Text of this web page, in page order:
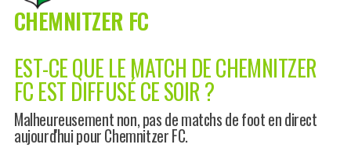
CHEMNITZER FC
EST-CE QUE LE MATCH DE CHEMNITZER
FC EST DIFFUSÉ CE SOIR ?
Malheureusement non, pas de matchs de foot en direct
aujourd'hui pour Chemnitzer FC.